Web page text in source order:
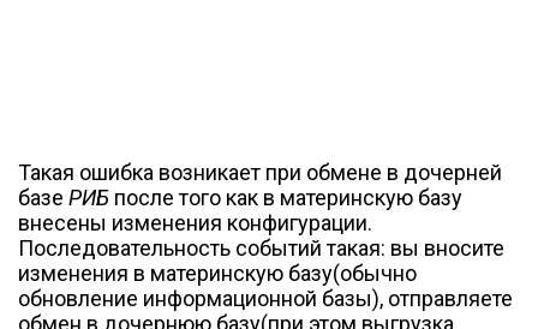
Такая ошибка возникает при обмене в дочерней
базе РИБ после того как в материнскую базу
внесены изменения конфигурации.
Последовательность событий такая: вы вносите
изменения в материнскую базу(обычно
обновление информационной базы), отправляете
обмен в дочернюю базу(при этом выгрузка